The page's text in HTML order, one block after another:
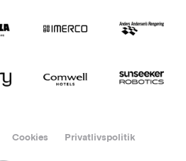
Cookies Privatlivspolitik